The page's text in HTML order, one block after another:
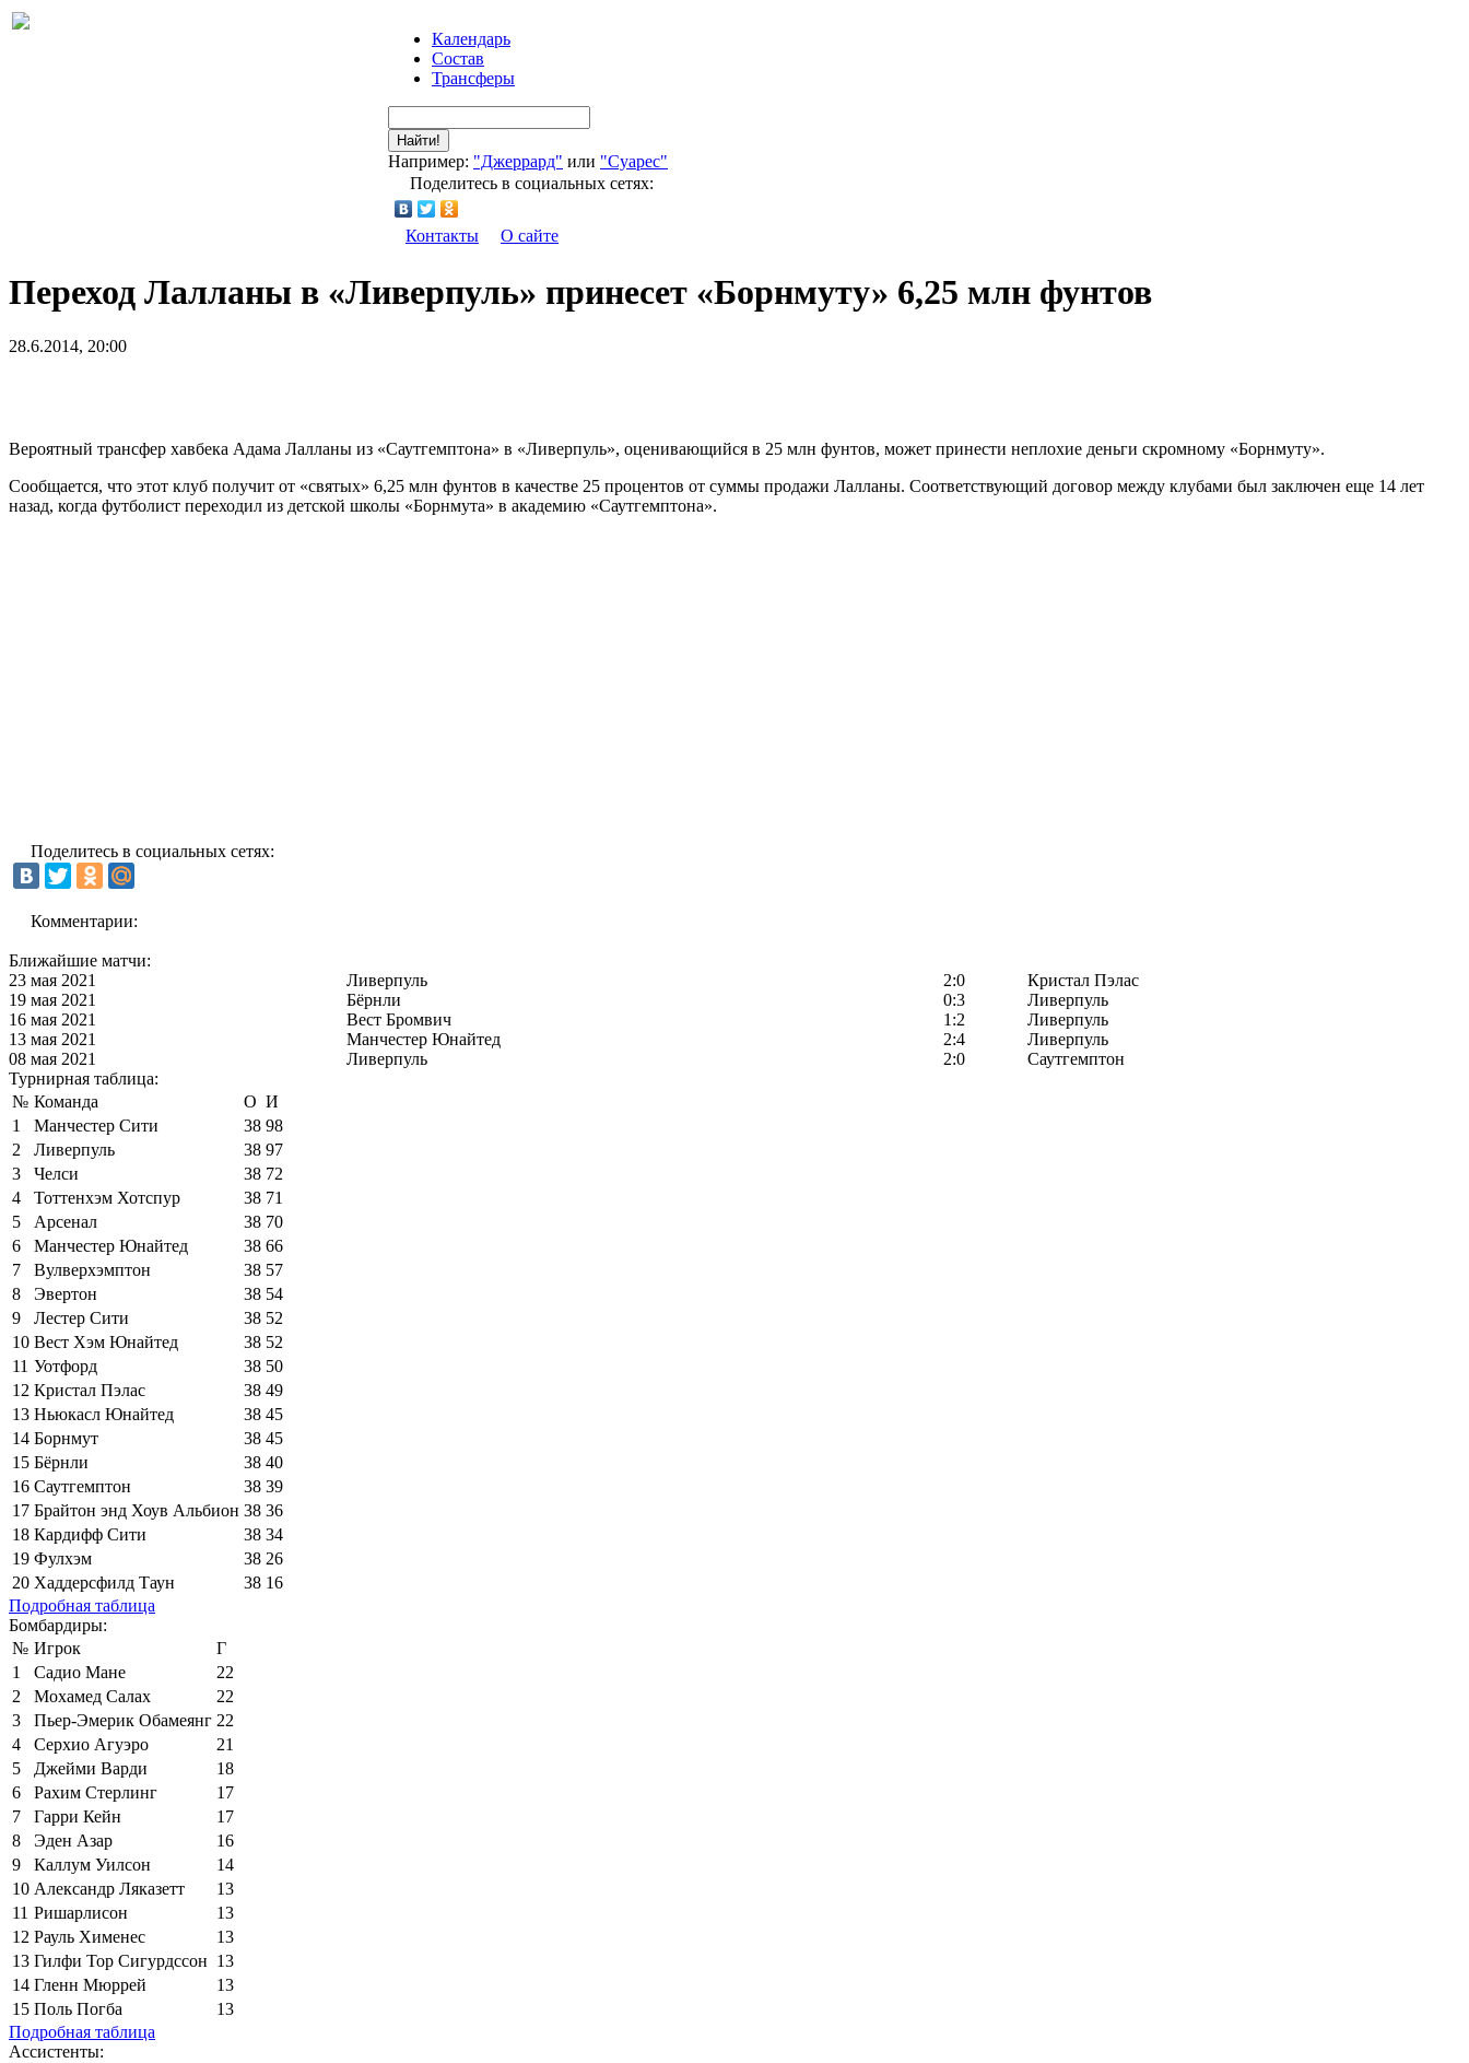
Календарь
Состав
Трансферы
Найти!
Например: "Джеррард" или "Суарес"
Поделитесь в социальных сетях:
Контакты О сайте
Переход Лалланы в «Ливерпуль» принесет «Борнмуту» 6,25 млн фунтов
28.6.2014, 20:00
Вероятный трансфер хавбека Адама Лалланы из «Саутгемптона» в «Ливерпуль», оценивающийся в 25 млн фунтов, может принести неплохие деньги скромному «Борнмуту».
Сообщается, что этот клуб получит от «святых» 6,25 млн фунтов в качестве 25 процентов от суммы продажи Лалланы. Соответствующий договор между клубами был заключен еще 14 лет
назад, когда футболист переходил из детской школы «Борнмута» в академию «Саутгемптона».
Поделитесь в социальных сетях:
Комментарии:
Ближайшие матчи:
23 мая 2021
Ливерпуль 2:0
Кристал Пэлас
19 мая 2021
Бёрнли 0:3
Ливерпуль
16 мая 2021
Вест Бромвич 1:2
Ливерпуль
13 мая 2021
Манчестер Юнайтед 2:4
Ливерпуль
08 мая 2021
Ливерпуль 2:0
Саутгемптон
Турнирная таблица:
№ Команда О И
1
Манчестер Сити 38 98
2
Ливерпуль 38 97
3
Челси 38 72
4
Тоттенхэм Хотспур 38 71
5
Арсенал 38 70
6
Манчестер Юнайтед 38 66
7
Вулверхэмптон 38 57
8
Эвертон 38 54
9
Лестер Сити 38 52
10 Вест Хэм Юнайтед 38 52
11 Уотфорд 38 50
12 Кристал Пэлас 38 49
13 Ньюкасл Юнайтед 38 45
14 Борнмут 38 45
15 Бёрнли 38 40
16 Саутгемптон 38 39
17 Брайтон энд Хоув Альбион 38 36
18 Кардифф Сити 38 34
19 Фулхэм 38 26
20 Хаддерсфилд Таун 38 16
Подробная таблица
Бомбардиры:
№ Игрок
Г
1
Садио Мане
22
2
Мохамед Салах
22
3
Пьер-Эмерик Обамеянг 22
4
Серхио Агуэро
21
5
Джейми Варди
18
6
Рахим Стерлинг
17
7
Гарри Кейн
17
8
Эден Азар
16
9
Каллум Уилсон
14
10 Александр Ляказетт
13
11 Ришарлисон
13
12 Рауль Хименес
13
13 Гилфи Тор Сигурдссон 13
14 Гленн Мюррей
13
15 Поль Погба
13
Подробная таблица
Ассистенты: